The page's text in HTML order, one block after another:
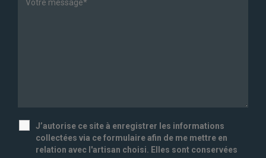
J’autorise ce site à enregistrer les informations
collectées via ce formulaire afin de me mettre en
relation avec l'artisan choisi. Elles sont conservées